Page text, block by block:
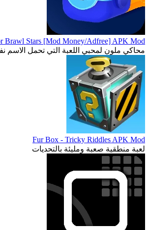
Brawl Stars [Mod Money/Adfree] APK Mod
محاكي ملون لمحبي اللعبة التي تحمل الاسم
Fur Box - Tricky Riddles APK Mod
لعبة منطقية صعبة ومليئة بالتحديات